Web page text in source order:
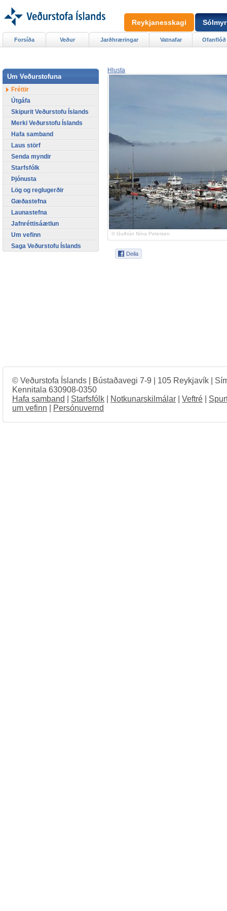
Hlusta
© Guðrún Nína Petersen
Forsíða Veður Jarðhræringar Vatnafar Ofanflóð
Um Veðurstofuna
Fréttir
Útgáfa
Skipurit Veðurstofu Íslands
Merki Veðurstofu Íslands
Hafa samband
Laus störf
Senda myndir
Starfsfólk
Þjónusta
Lög og reglugerðir
Gæðastefna
Launastefna
Jafnréttisáætlun
Um vefinn
Saga Veðurstofu Íslands
Reykjanesskagi
© Veðurstofa Íslands | Bústaðavegi 7-9 | 105 Reykjavík |
Kennitala 630908-0350
Hafa samband
Starfsfólk Notkunarskilmálar Veftré
um vefinn
Persónuvernd